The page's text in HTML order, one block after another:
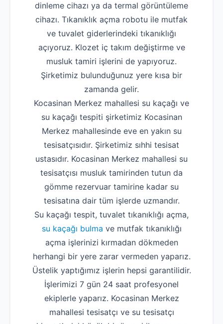
dinleme cihazı ya da termal görüntüleme
cihazı. Tıkanıklık açma robotu ile mutfak
ve tuvalet giderlerindeki tıkanıklığı
açıyoruz. Klozet iç takım değiştirme ve
musluk tamiri işlerini de yapıyoruz.
Şirketimiz bulunduğunuz yere kısa bir
zamanda gelir.
Kocasinan Merkez mahallesi su kaçağı ve
su kaçağı tespiti şirketimiz Kocasinan
Merkez mahallesinde eve en yakın su
tesisatçısıdır. Şirketimiz sıhhi tesisat
ustasıdır. Kocasinan Merkez mahallesi su
tesisatçısı musluk tamirinden tutun da
gömme rezervuar tamirine kadar su
tesisatına dair tüm işlerde uzmandır.
Su kaçağı tespit, tuvalet tıkanıklığı açma,
su kaçağı bulma ve mutfak tıkanıklığı
açma işlerinizi kırmadan dökmeden
herhangi bir yere zarar vermeden yaparız.
Üstelik yaptığımız işlerin hepsi garantilidir.
İşlerimizi 7 gün 24 saat profesyonel
ekiplerle yaparız. Kocasinan Merkez
mahallesi tesisatçı ve su tesisatçı